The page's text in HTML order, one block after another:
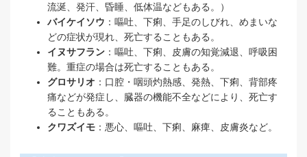
流涎、発汗、昏睡、低体温などもある。）
バイケイソウ ：嘔吐、下痢、手足のしびれ、めまいな
どの症状が現れ、死亡することもある。
イヌサフラン ：嘔吐、下痢、皮膚の知覚減退、呼吸困
難。重症の場合は死亡することもある。
グロサリオ ：口腔・咽頭灼熱感、発熱、下痢、背部疼
痛などが発症し、臓器の機能不全などにより、死亡す
ることもある。
クワズイモ ：悪心、嘔吐、下痢、麻痺、皮膚炎など。